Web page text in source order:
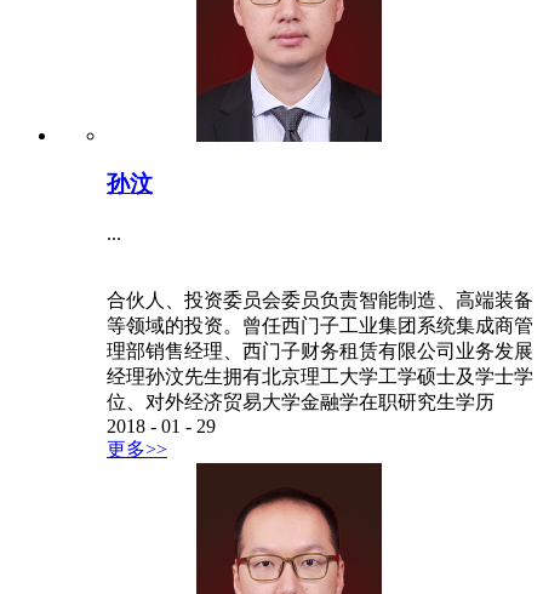
孙汶
...
合伙人、投资委员会委员负责智能制造、高端装备
等领域的投资。曾任西门子工业集团系统集成商管
理部销售经理、西门子财务租赁有限公司业务发展
经理孙汶先生拥有北京理工大学工学硕士及学士学
位、对外经济贸易大学金融学在职研究生学历
2018 - 01 - 29
更多>>